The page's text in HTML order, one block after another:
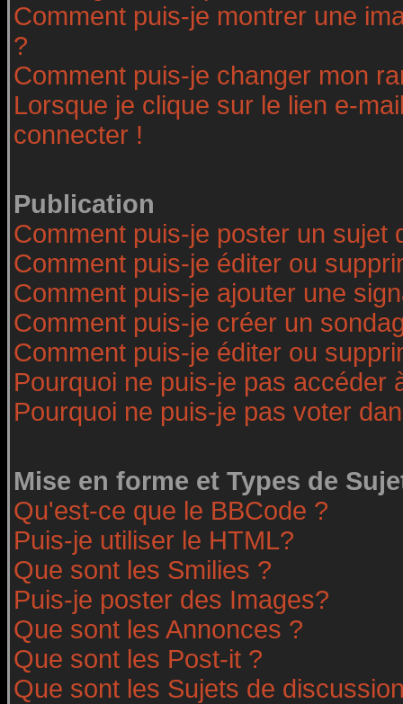
Comment puis-je montrer une
?
Comment puis-je changer mon
Lorsque je clique sur le lien e-
connecter !
Publication
Comment puis-je poster un sujet
Comment puis-je éditer ou
Comment puis-je ajouter une
Comment puis-je créer un
Comment puis-je éditer ou
Pourquoi ne puis-je pas accéder
Pourquoi ne puis-je pas voter
Mise en forme et Types de
Qu'est-ce que le BBCode ?
Puis-je utiliser le HTML?
Que sont les Smilies ?
Puis-je poster des Images?
Que sont les Annonces ?
Que sont les Post-it ?
Que sont les Sujets de